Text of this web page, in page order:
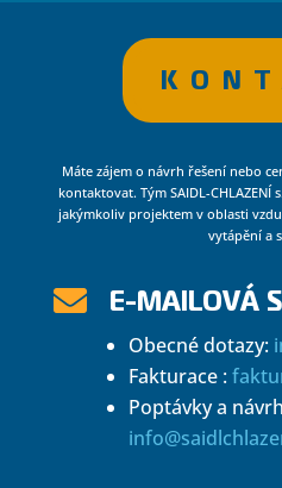
Máte zájem o návrh řešení nebo
kontaktovat. Tým SAIDL-
jakýmkoliv projektem v oblasti
vytápění a
 E-MAILOVÁ
Obecné dotazy:
Fakturace :
Poptávky a